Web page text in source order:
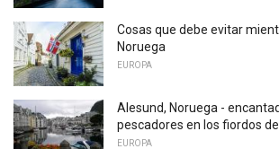
Cosas que debe evitar
Noruega
EUROPA
Alesund, Noruega -
pescadores en los fiordos
EUROPA